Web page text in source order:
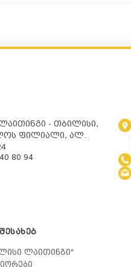
- თბილისი,
ფილიალი, ალ.
80 94
ლაითინგი"